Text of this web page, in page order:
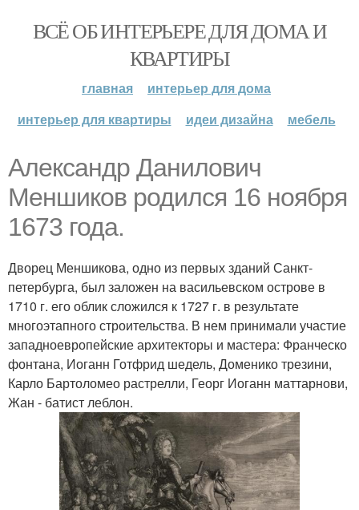
ВСЁ ОБ ИНТЕРЬЕРЕ ДЛЯ ДОМА И
КВАРТИРЫ
главная
интерьер для дома
интерьер для квартиры
идеи дизайна мебель
Александр Данилович
Меншиков родился 16 ноября
1673 года.
Дворец Меншикова, одно из первых зданий Санкт-
петербурга, был заложен на васильевском острове в
1710 г. его облик сложился к 1727 г. в результате
многоэтапного строительства. В нем принимали участие
западноевропейские архитекторы и мастера: Франческо
фонтана, Иоганн Готфрид шедель, Доменико трезини,
Карло Бартоломео растрелли, Георг Иоганн маттарнови,
Жан - батист леблон.